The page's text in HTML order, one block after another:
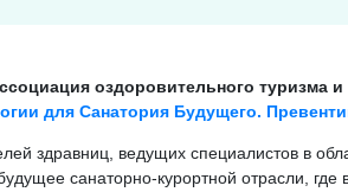
оздоровительного туризма
для Санатория Будущего.
здравниц, ведущих специалистов в
санаторно-курортной отрасли,